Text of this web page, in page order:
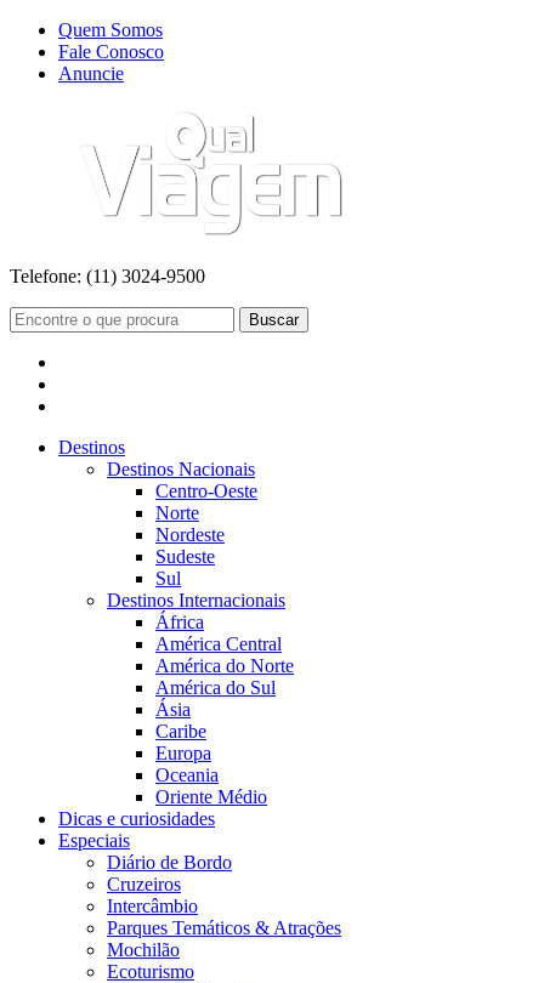
Quem Somos
Fale Conosco
Anuncie
Telefone: (11) 3024-9500
Buscar
Destinos
Destinos Nacionais
Centro-Oeste
Norte
Nordeste
Sudeste
Sul
Destinos Internacionais
África
América Central
América do Norte
América do Sul
Ásia
Caribe
Europa
Oceania
Oriente Médio
Dicas e curiosidades
Especiais
Diário de Bordo
Cruzeiros
Intercâmbio
Parques Temáticos & Atrações
Mochilão
Ecoturismo